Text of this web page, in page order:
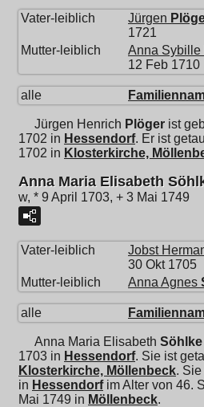
Vater-leiblich Jürgen
1721
Mutter-leiblich
Anna Sybille
12 Feb 1710
alle
Jürgen Henrich Plöger ist
1702 in Hessendorf. Er ist
1702 in Klosterkirche,
Anna Maria Elisabeth
w, * 9 April 1703, + 3 Mai 1749
Vater-leiblich Jobst
30 Okt 1705
Mutter-leiblich
Anna Agnes
alle
Anna Maria Elisabeth Söhlke
1703 in Hessendorf. Sie ist
Klosterkirche, Möllenbeck.
in Hessendorfim Alter von 46.
Mai 1749 in Möllenbeck.